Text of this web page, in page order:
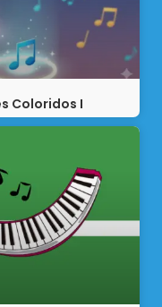
Coloridos I